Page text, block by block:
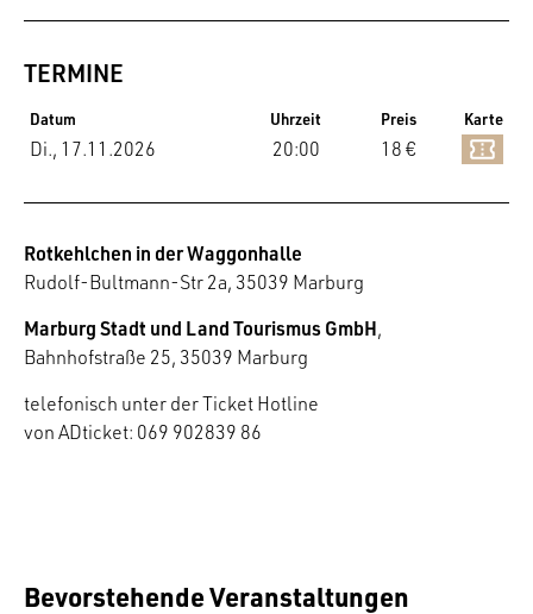
TERMINE
Datum Uhrzeit Preis Karte
Di., 17.11.2026 20:00 18 €
Rotkehlchen in der Waggonhalle
Rudolf-Bultmann-Str 2a, 35039 Marburg
Marburg Stadt und Land Tourismus GmbH,
Bahnhofstraße 25, 35039 Marburg
telefonisch unter der Ticket Hotline
von ADticket: 069 902839 86
Bevorstehende Veranstaltungen